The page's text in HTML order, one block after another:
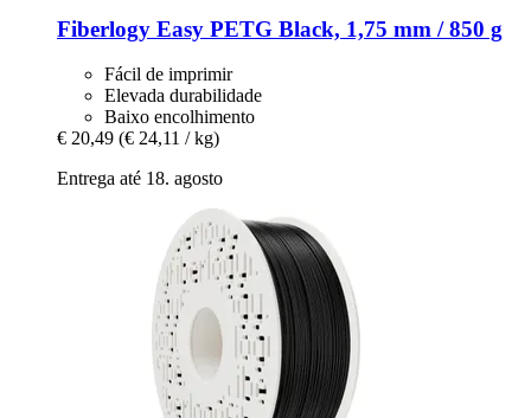
Fiberlogy Easy PETG Black, 1,75 mm / 850 g
Fácil de imprimir
Elevada durabilidade
Baixo encolhimento
€ 20,49 (€ 24,11 / kg)
Entrega até 18. agosto